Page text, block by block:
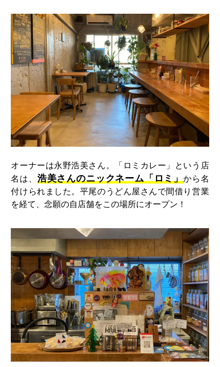
オーナーは永野浩美さん。「ロミカレー」という店
名は、 浩美さんのニックネーム「ロミ」から名
付けられました。平尾のうどん屋さんで間借り営業
を経て、念願の自店舗をこの場所にオープン！